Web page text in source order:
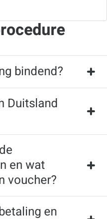
bindend?
in het
en op de knop
is er een bindende
Duitsland
en wat
voucher?
en